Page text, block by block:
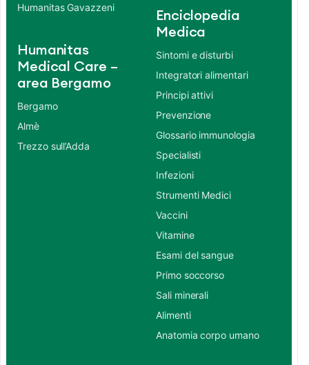
Humanitas Gavazzeni
Humanitas
Medical Care –
area Bergamo
Bergamo
Almè
Trezzo sull’Adda
Enciclopedia
Medica
Sintomi e disturbi
Integratori alimentari
Principi attivi
Prevenzione
Glossario immunologia
Specialisti
Infezioni
Strumenti Medici
Vaccini
Vitamine
Esami del sangue
Primo soccorso
Sali minerali
Alimenti
Anatomia corpo umano